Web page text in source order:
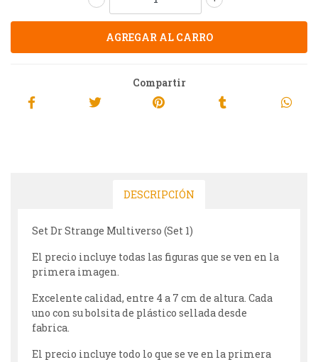
Compartir
DESCRIPCIÓN
Set Dr Strange Multiverso (Set 1)
El precio incluye todas las figuras que se ven en la
primera imagen.
Excelente calidad, entre 4 a 7 cm de altura. Cada
uno con su bolsita de plástico sellada desde
fabrica.
El precio incluye todo lo que se ve en la primera